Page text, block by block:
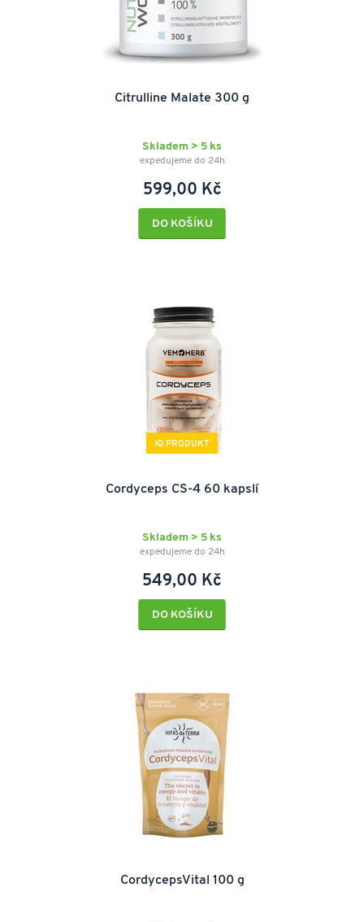
Citrulline Malate 300 g
Skladem > 5 ks
expedujeme do 24h
599,00 Kč
DO KOŠÍKU
IQ PRODUKT
Cordyceps CS-4 60 kapslí
Skladem > 5 ks
expedujeme do 24h
549,00 Kč
DO KOŠÍKU
CordycepsVital 100 g